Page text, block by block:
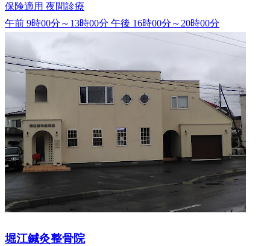
保険適用 夜間診療
午前 9時00分～13時00分 午後 16時00分～20時00分
堀江鍼灸整骨院